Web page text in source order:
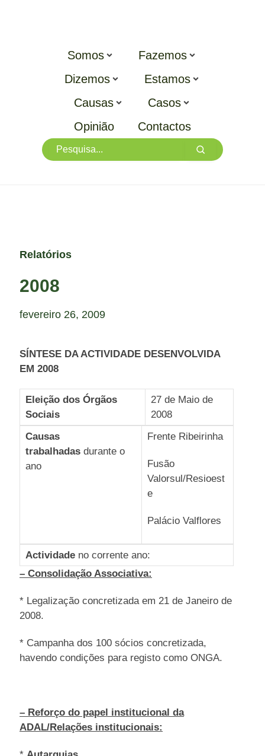
Somos
Fazemos
Dizemos
Estamos
Causas
Casos
Opinião
Contactos
Relatórios
2008
fevereiro 26, 2009
SÍNTESE DA ACTIVIDADE DESENVOLVIDA
EM 2008
Eleição dos Órgãos
Sociais
27 de Maio de
2008
Causas
trabalhadas durante o
ano
Frente Ribeirinha
Fusão
Valorsul/Resioest
e
Palácio Valflores
Actividade no corrente ano:
– Consolidação Associativa:
* Legalização concretizada em 21 de Janeiro de
2008.
* Campanha dos 100 sócios concretizada,
havendo condições para registo como ONGA.
– Reforço do papel institucional da
ADAL/Relações institucionais: